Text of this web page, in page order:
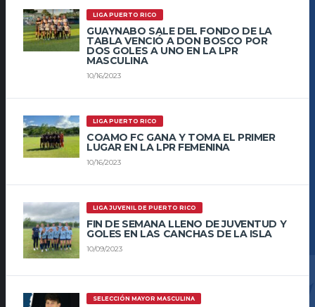
LIGA PUERTO RICO
GUAYNABO SALE DEL FONDO DE LA
TABLA VENCIÓ A DON BOSCO POR
DOS GOLES A UNO EN LA LPR
MASCULINA
10/16/2023
LIGA PUERTO RICO
COAMO FC GANA Y TOMA EL PRIMER
LUGAR EN LA LPR FEMENINA
10/16/2023
LIGA JUVENIL DE PUERTO RICO
FIN DE SEMANA LLENO DE JUVENTUD Y
GOLES EN LAS CANCHAS DE LA ISLA
10/09/2023
SELECCIÓN MAYOR MASCULINA